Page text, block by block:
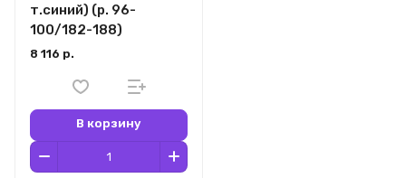
т.синий) (р. 96-
100/182-188)
8 116 р.
В корзину